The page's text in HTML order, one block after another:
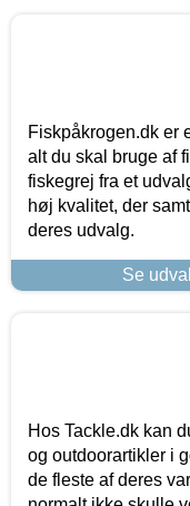
Fiskpåkrogen.dk er
alt du skal bruge af
fiskegrej fra et
høj kvalitet, der
deres udvalg.
Se
Hos Tackle.dk kan
og outdoorartikler i
de fleste af deres